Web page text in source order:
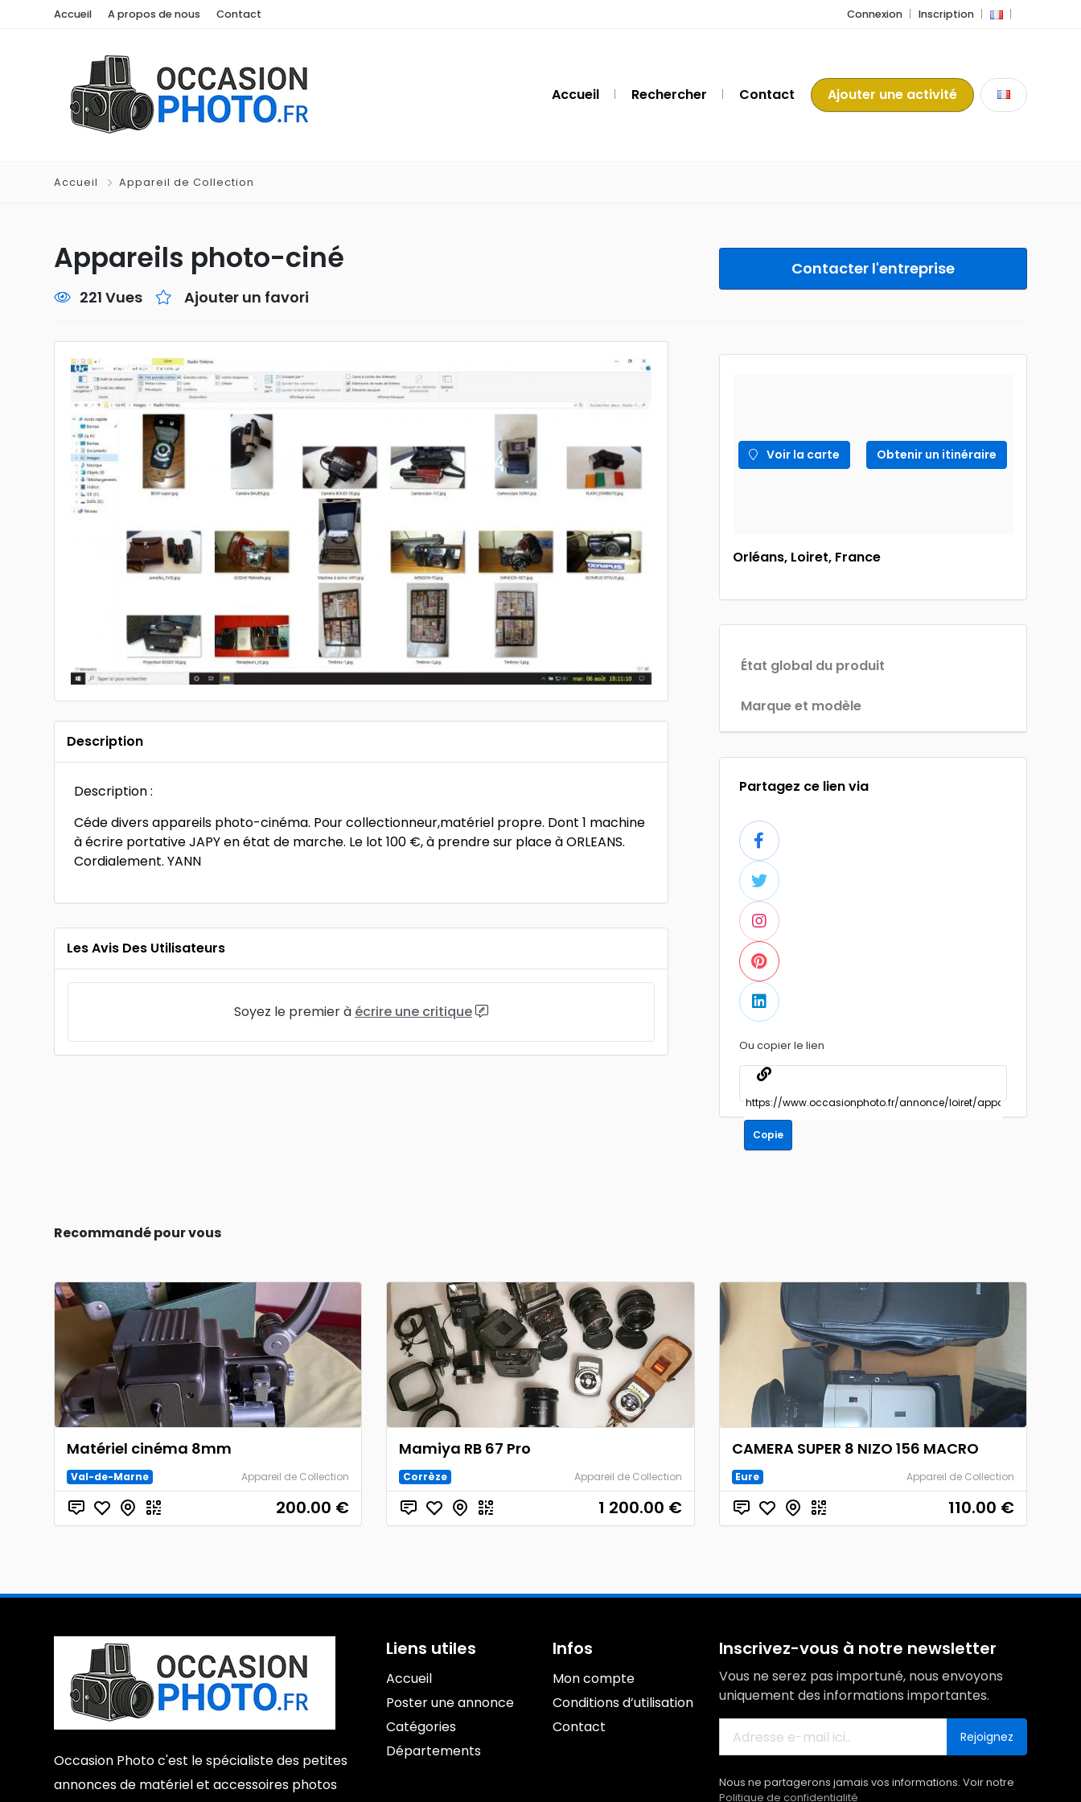
Accueil A propos de nous Contact Connexion Inscription
Accueil Rechercher Contact Ajouter une activité
Accueil Appareil de Collection
Appareils photo-ciné
221 Vues Ajouter un favori
Contacter l'entreprise
Voir la carte Obtenir un itinéraire
Orléans, Loiret, France
État global du produit
Marque et modèle
Partagez ce lien via
Ou copier le lien
Copie
Description
Description :
Céde divers appareils photo-cinéma. Pour collectionneur,matériel propre. Dont 1 machine
à écrire portative JAPY en état de marche. Le lot 100 €, à prendre sur place à ORLEANS.
Cordialement. YANN
Les Avis Des Utilisateurs
Soyez le premier à écrire une critique
Recommandé pour vous
Matériel cinéma 8mm
Val-de-Marne Appareil de Collection
200.00 €
Mamiya RB 67 Pro
Corrèze Appareil de Collection
1 200.00 €
CAMERA SUPER 8 NIZO 156 MACRO
Eure Appareil de Collection
110.00 €
Occasion Photo c'est le spécialiste des petites
annonces de matériel et accessoires photos
Liens utiles
Accueil
Poster une annonce
Catégories
Départements
Infos
Mon compte
Conditions d’utilisation
Contact
Inscrivez-vous à notre newsletter
Vous ne serez pas importuné, nous envoyons
uniquement des informations importantes.
Rejoignez
Nous ne partagerons jamais vos informations. Voir notre
Politique de confidentialité